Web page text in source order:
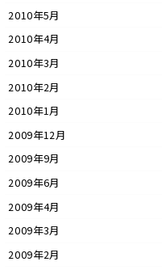
2010年5月
2010年4月
2010年3月
2010年2月
2010年1月
2009年12月
2009年9月
2009年6月
2009年4月
2009年3月
2009年2月